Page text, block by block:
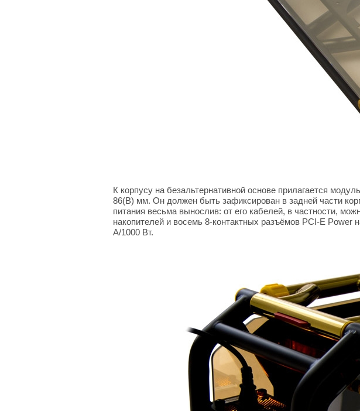
К корпусу на безальтернативной основе прилагается
86(В) мм. Он должен быть зафиксирован в задней части
питания весьма вынослив: от его кабелей, в частности,
накопителей и восемь 8-контактных разъёмов PCI-E Power
А/1000 Вт.